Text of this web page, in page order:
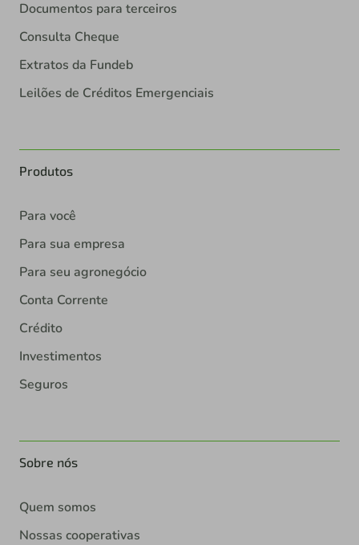
Documentos para terceiros
Consulta Cheque
Extratos da Fundeb
Leilões de Créditos Emergenciais
Produtos
Para você
Para sua empresa
Para seu agronegócio
Conta Corrente
Crédito
Investimentos
Seguros
Sobre nós
Quem somos
Nossas cooperativas